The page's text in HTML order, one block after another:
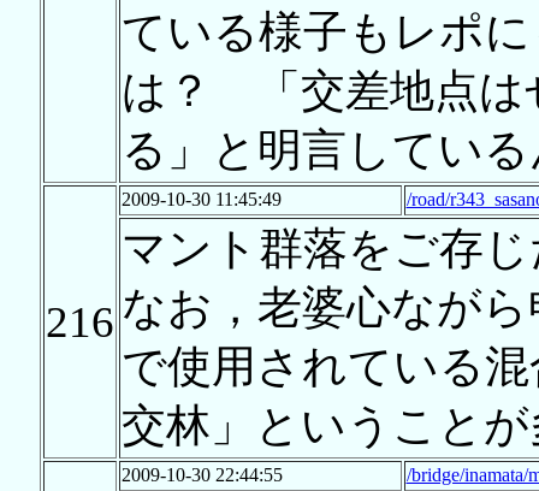
ている様子もレポ
は？ 「交差地点は
る」と明言してい
216
2009-10-30 11:45:49 /road/
マント群落をご存
なお，老婆心なが
で使用されている
交林」ということ
2009-10-30 22:44:55 /bridge/inamata/